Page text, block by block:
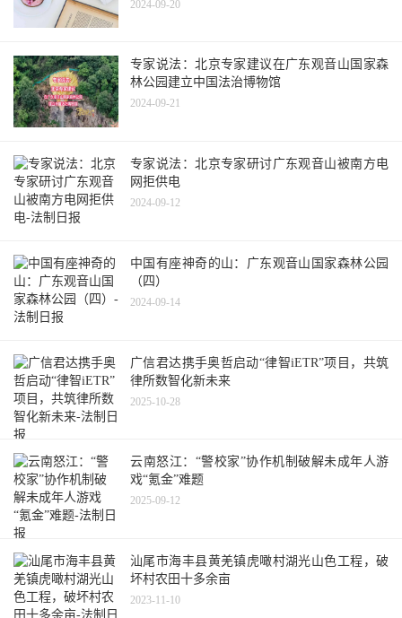
2024-09-20
专家说法：北京专家建议在广东观音山国家森
林公园建立中国法治博物馆
2024-09-21
专家说法：北京专家研讨广东观音山被南方电
网拒供电
2024-09-12
中国有座神奇的山：广东观音山国家森林公园
（四）
2024-09-14
广信君达携手奥哲启动“律智iETR”项目，共筑
律所数智化新未来
2025-10-28
云南怒江：“警校家”协作机制破解未成年人游
戏“氪金”难题
2025-09-12
汕尾市海丰县黄羌镇虎噉村湖光山色工程，破
坏村农田十多余亩
2023-11-10